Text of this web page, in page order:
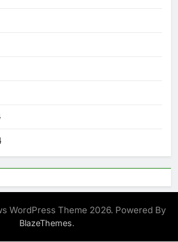
WordPress Theme 2026. Powered By
BlazeThemes.